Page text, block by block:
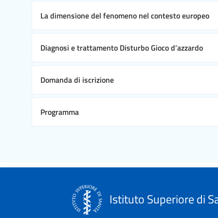
La dimensione del fenomeno nel contesto europeo
Diagnosi e trattamento Disturbo Gioco d’azzardo
Domanda di iscrizione
Programma
Istituto Superiore di